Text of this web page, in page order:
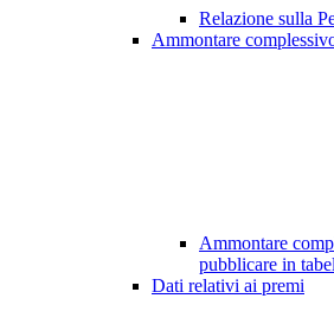
Relazione sulla
Ammontare
Ammontare
pubblicare in
Dati relativi ai premi